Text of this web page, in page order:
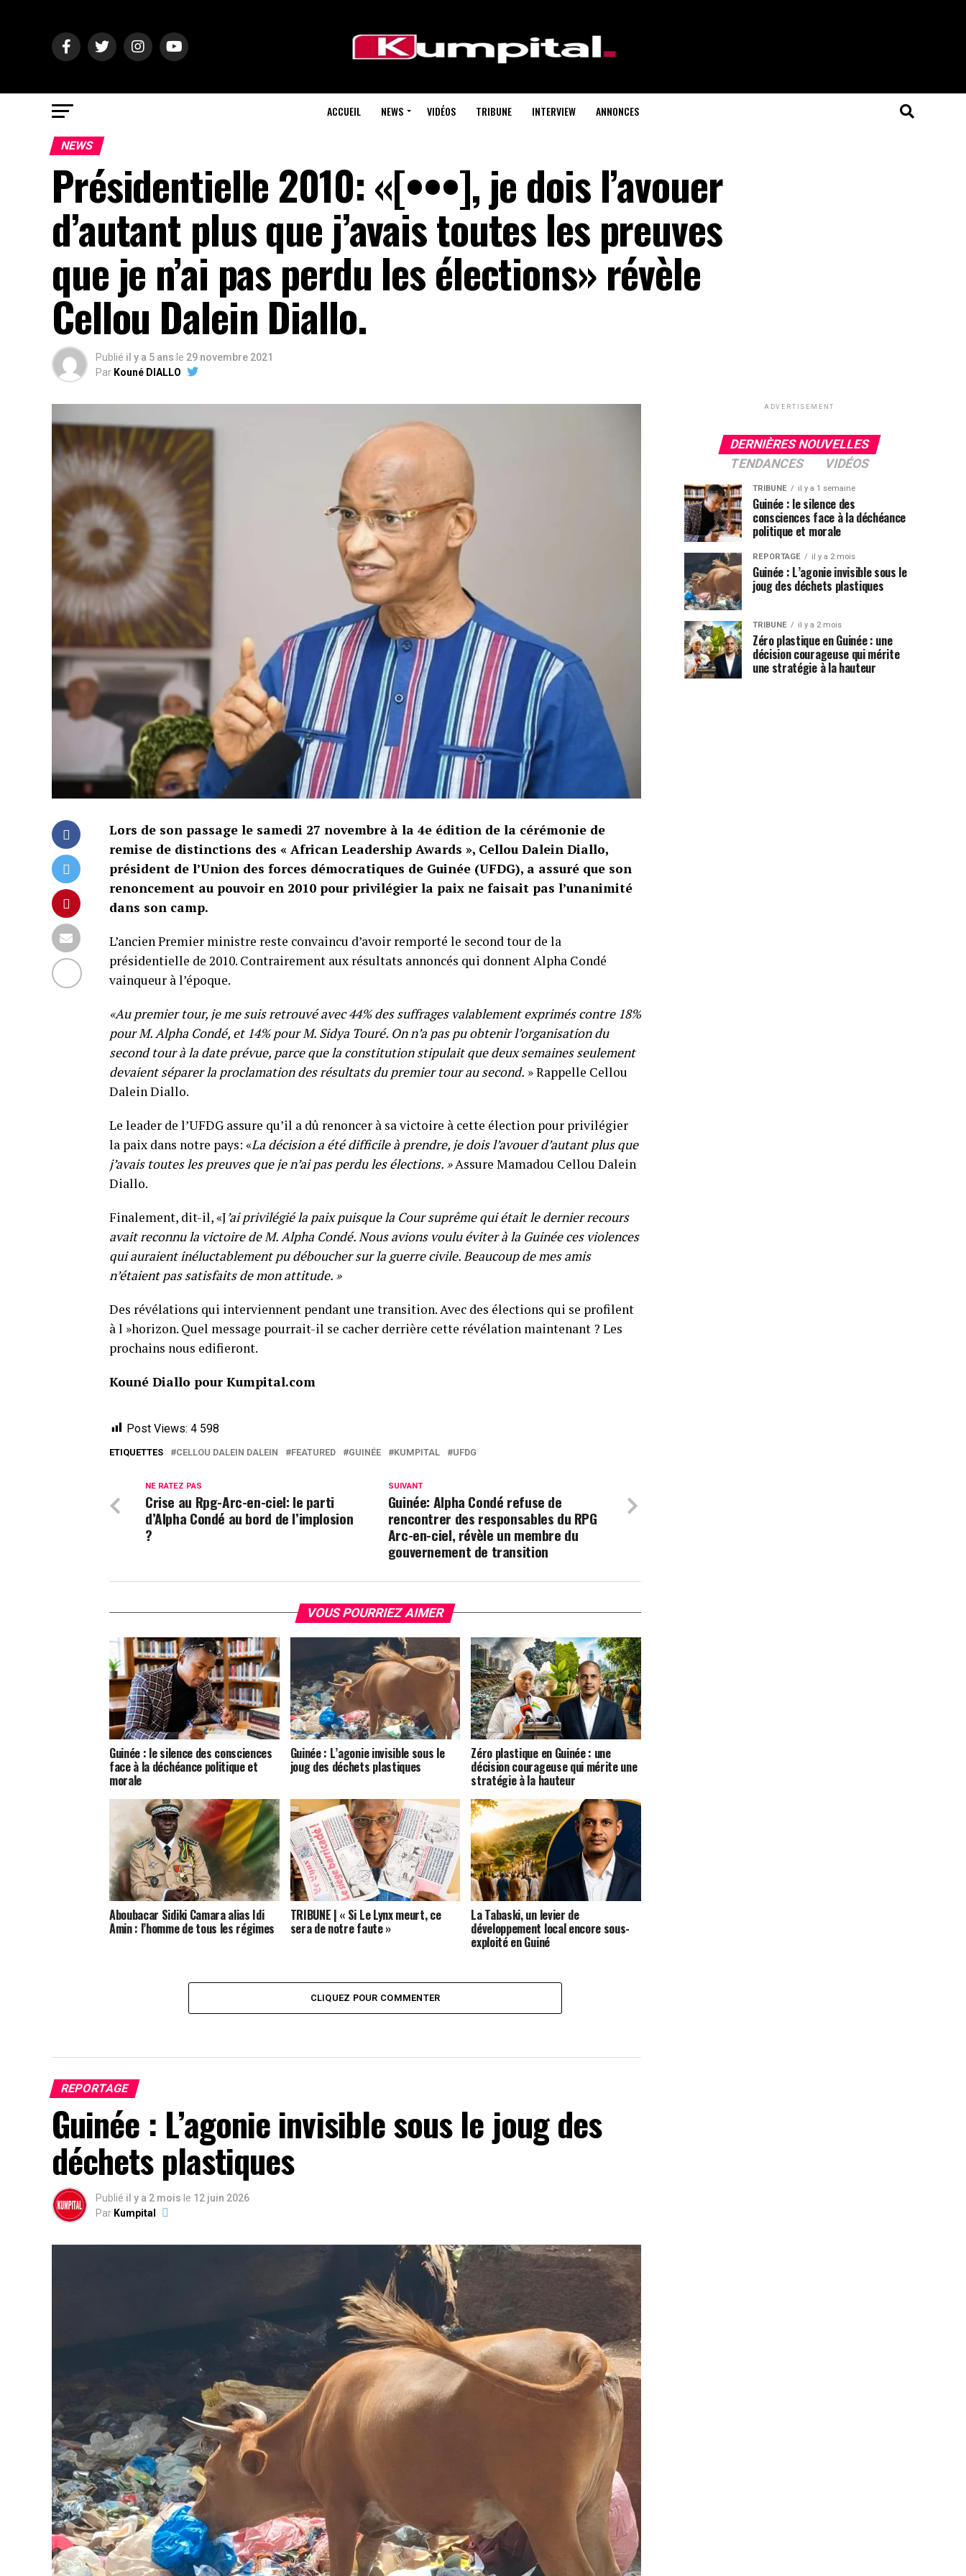
ACCUEIL NEWS VIDÉOS TRIBUNE INTERVIEW ANNONCES
NEWS
Présidentielle 2010: «[•••], je dois l’avouer
d’autant plus que j’avais toutes les preuves
que je n’ai pas perdu les élections» révèle
Cellou Dalein Diallo.
Publié il y a 5 ans le 29 novembre 2021
Par Kouné DIALLO
Lors de son passage le samedi 27 novembre à la 4e édition de la cérémonie de
remise de distinctions des « African Leadership Awards », Cellou Dalein Diallo,
président de l’Union des forces démocratiques de Guinée (UFDG), a assuré que son
renoncement au pouvoir en 2010 pour privilégier la paix ne faisait pas l’unanimité
dans son camp.
L’ancien Premier ministre reste convaincu d’avoir remporté le second tour de la
présidentielle de 2010. Contrairement aux résultats annoncés qui donnent Alpha Condé
vainqueur à l’époque.
«Au premier tour, je me suis retrouvé avec 44% des suffrages valablement exprimés contre 18%
pour M. Alpha Condé, et 14% pour M. Sidya Touré. On n’a pas pu obtenir l’organisation du
second tour à la date prévue, parce que la constitution stipulait que deux semaines seulement
devaient séparer la proclamation des résultats du premier tour au second. » Rappelle Cellou
Dalein Diallo.
Le leader de l’UFDG assure qu’il a dû renoncer à sa victoire à cette élection pour privilégier
la paix dans notre pays: «La décision a été difficile à prendre, je dois l’avouer d’autant plus que
j’avais toutes les preuves que je n’ai pas perdu les élections. »Assure Mamadou Cellou Dalein
Diallo.
Finalement, dit-il, «J’ai privilégié la paix puisque la Cour suprême qui était le dernier recours
avait reconnu la victoire de M. Alpha Condé. Nous avions voulu éviter à la Guinée ces violences
qui auraient inéluctablement pu déboucher sur la guerre civile. Beaucoup de mes amis
n’étaient pas satisfaits de mon attitude. »
Des révélations qui interviennent pendant une transition. Avec des élections qui se profilent
à l »horizon. Quel message pourrait-il se cacher derrière cette révélation maintenant ? Les
prochains nous edifieront.
Kouné Diallo pour Kumpital.com
Post Views: 4 598
ETIQUETTES CELLOU DALEIN DALEIN FEATURED GUINÉE KUMPITAL UFDG
SUIVANT
Guinée: Alpha Condé refuse de
rencontrer des responsables du RPG
Arc-en-ciel, révèle un membre du
gouvernement de transition
NE RATEZ PAS
Crise au Rpg-Arc-en-ciel: le parti
d’Alpha Condé au bord de l’implosion
?
VOUS POURRIEZ AIMER
Guinée : le silence des consciences
face à la déchéance politique et
morale
Guinée : L’agonie invisible sous le
joug des déchets plastiques
Zéro plastique en Guinée : une
décision courageuse qui mérite une
stratégie à la hauteur
Aboubacar Sidiki Camara alias Idi
Amin : l’homme de tous les régimes
TRIBUNE | « Si Le Lynx meurt, ce
sera de notre faute »
La Tabaski, un levier de
développement local encore sous-
exploité en Guiné
CLIQUEZ POUR COMMENTER
REPORTAGE
Guinée : L’agonie invisible sous le joug des
déchets plastiques
Publié il y a 2 mois le 12 juin 2026
Par Kumpital
ADVERTISEMENT
DERNIÈRES NOUVELLES
TENDANCES
VIDÉOS
TRIBUNE il y a 1 semaine
Guinée : le silence des
consciences face à la déchéance
politique et morale
REPORTAGE il y a 2 mois
Guinée : L’agonie invisible sous le
joug des déchets plastiques
TRIBUNE il y a 2 mois
Zéro plastique en Guinée : une
décision courageuse qui mérite
une stratégie à la hauteur